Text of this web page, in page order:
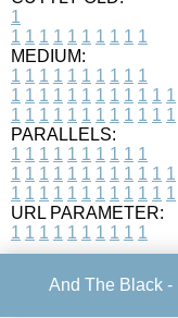
1
1 1 1 1 1 1 1 1 1 1
MEDIUM:
1 1 1 1 1 1 1 1 1 1
1 1 1 1 1 1 1 1 1 1 1 1
1 1 1 1 1 1 1 1 1 1 1 1
PARALLELS:
1 1 1 1 1 1 1 1 1 1
1 1 1 1 1 1 1 1 1 1 1 1
1 1 1 1 1 1 1 1 1 1 1 1
URL PARAMETER:
1 1 1 1 1 1 1 1 1 1
And The Black -